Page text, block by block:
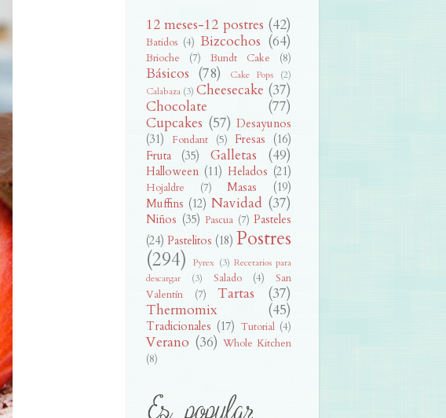
12 meses-12 postres (42)
Batidos (4) Bizcochos (64)
Brioche (7) Bundt Cake (8)
Básicos (78) Cake Pops
(2)
Calabaza (3) Cheesecake (37)
Chocolate
(77)
Cupcakes (57) Desayunos
(31)
Fondant (5) Fresas
(16)
Fruta
(35) Galletas (49)
Halloween (11) Helados (21)
Hojaldre (7) Masas
(19)
Muffins (12) Navidad (37)
Niños (35) Pascua (7) Pasteles
(24) Pastelitos (18) Postres
(294)
Pyrex (3) Recetarios para
descargar
(3) Salado (4)
San
Valentín
(7) Tartas
(37)
Thermomix
(45)
Tradicionales (17) Tutorial (4)
Verano (36) Whole Kitchen
(8)